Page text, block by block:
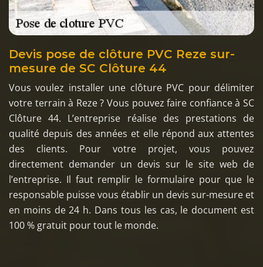
Devis pose de clôture PVC Reze sur-
mesure de SC Clôture 44
Vous voulez installer une clôture PVC pour délimiter
votre terrain à Reze ? Vous pouvez faire confiance à SC
Clôture 44. L’entreprise réalise des prestations de
qualité depuis des années et elle répond aux attentes
des clients. Pour votre projet, vous pouvez
directement demander un devis sur le site web de
l’entreprise. Il faut remplir le formulaire pour que le
responsable puisse vous établir un devis sur-mesure et
en moins de 24 h. Dans tous les cas, le document est
100 % gratuit pour tout le monde.